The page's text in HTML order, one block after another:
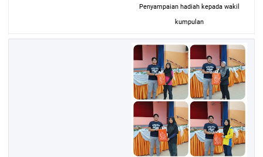
Penyampaian hadiah kepada wakil
kumpulan